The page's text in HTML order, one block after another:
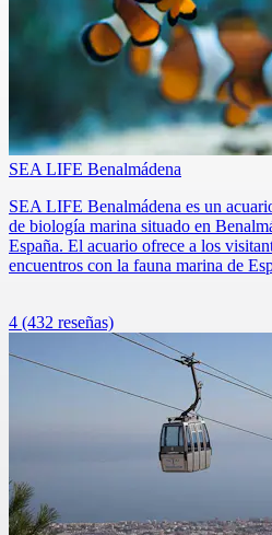
SEA LIFE Benalmádena
SEA LIFE Benalmádena es un
de biología marina situado en
España. El acuario ofrece a los
encuentros con la fauna marina de
4 (432 reseñas)